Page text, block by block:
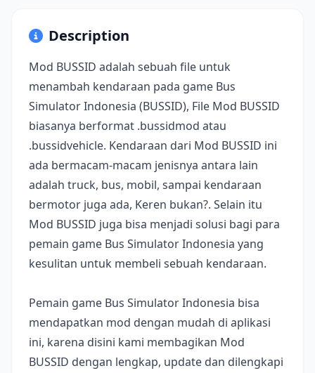
Description
Mod BUSSID adalah sebuah file untuk
menambah kendaraan pada game Bus
Simulator Indonesia (BUSSID), File Mod BUSSID
biasanya berformat .bussidmod atau
.bussidvehicle. Kendaraan dari Mod BUSSID ini
ada bermacam-macam jenisnya antara lain
adalah truck, bus, mobil, sampai kendaraan
bermotor juga ada, Keren bukan?. Selain itu
Mod BUSSID juga bisa menjadi solusi bagi para
pemain game Bus Simulator Indonesia yang
kesulitan untuk membeli sebuah kendaraan.
Pemain game Bus Simulator Indonesia bisa
mendapatkan mod dengan mudah di aplikasi
ini, karena disini kami membagikan Mod
BUSSID dengan lengkap, update dan dilengkapi